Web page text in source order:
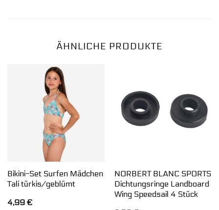
ÄHNLICHE PRODUKTE
Bikini-Set Surfen Mädchen
Tali türkis/geblümt
4,99 €
NORBERT BLANC SPORTS
Dichtungsringe Landboard
Wing Speedsail 4 Stück